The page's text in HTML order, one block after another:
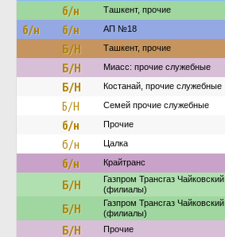
б/н Ташкент, прочие
б/н б/н АП №18
Б/Н Ташкент, прочие
Б/Н Миасс: прочие служебные
Б/Н Костанай, прочие служебные
Б/Н Семей прочие служебные
б/н Прочие
б/н Цалка
б/н Крайтранс
Б/Н
Газпром Трансгаз Чайковский
(филиалы)
Б/Н
Газпром Трансгаз Чайковский
(филиалы)
Б/Н Прочие